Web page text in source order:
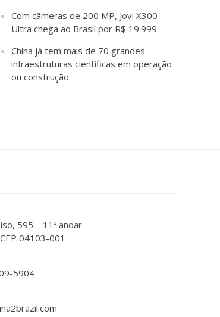
Com câmeras de 200 MP, Jovi X300
Ultra chega ao Brasil por R$ 19.999
China já tem mais de 70 grandes
infraestruturas científicas em operação
ou construção
595 – 11º andar
04103-001
5904